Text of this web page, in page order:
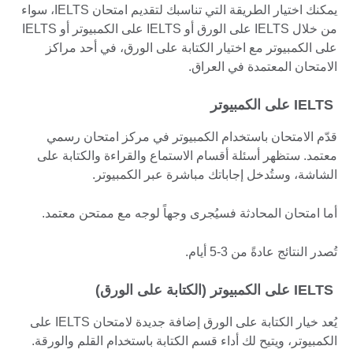
يمكنك اختيار الطريقة التي تناسبك لتقديم امتحان IELTS، سواء
من خلال IELTS على الورق أو IELTS على الكمبيوتر أو IELTS
على الكمبيوتر مع اختيار الكتابة على الورق، في أحد مراكز
الامتحان المعتمدة في العراق.
قدّم الامتحان باستخدام الكمبيوتر في مركز امتحان رسمي
معتمد. ستظهر أسئلة أقسام الاستماع والقراءة والكتابة على
الشاشة، وستُدخل إجاباتك مباشرة عبر الكمبيوتر.
أما امتحان المحادثة فسيُجرى وجهاً لوجه مع ممتحن معتمد.
تُصدر النتائج عادةً من 3-5 أيام.
يُعد خيار الكتابة على الورق إضافة جديدة لامتحان IELTS على
الكمبيوتر، ويتيح لك أداء قسم الكتابة باستخدام القلم والورقة.